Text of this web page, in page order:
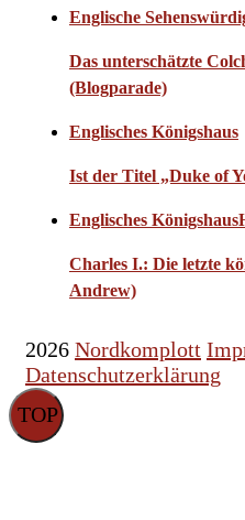
Englische
Das unterschätzte
(Blogparade)
Englisches Königshaus
Ist der Titel „Duke of
Englisches Königshaus
Charles I.: Die letzte
Andrew)
2026 Nordkomplott
Datenschutzerklärung
TOP